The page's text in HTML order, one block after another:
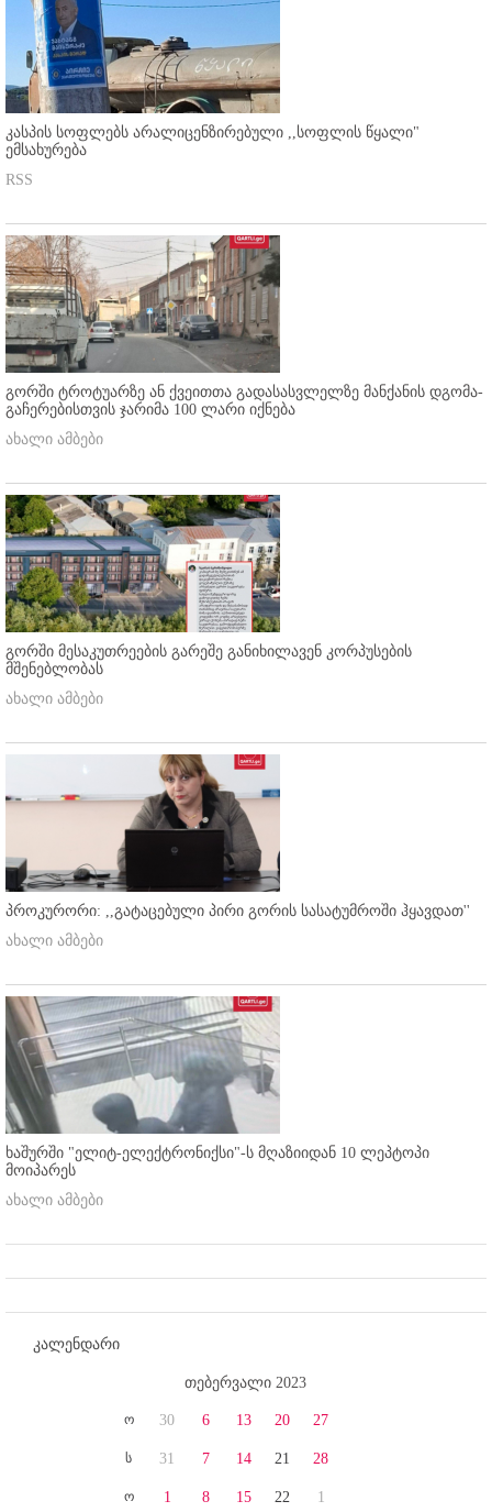
კასპის სოფლებს არალიცენზირებული ,,სოფლის წყალი"
ემსახურება
RSS
გორში ტროტუარზე ან ქვეითთა გადასასვლელზე მანქანის დგომა-
გაჩერებისთვის ჯარიმა 100 ლარი იქნება
ახალი ამბები
გორში მესაკუთრეების გარეშე განიხილავენ კორპუსების
მშენებლობას
ახალი ამბები
პროკურორი: ,,გატაცებული პირი გორის სასატუმროში ჰყავდათ''
ახალი ამბები
ხაშურში "ელიტ-ელექტრონიქსი"-ს მღაზიიდან 10 ლეპტოპი
მოიპარეს
ახალი ამბები
კალენდარი
თებერვალი 2023
ო
ს
ო
30
31
1
6
7
8
13
14
15
20
21
22
27
28
1